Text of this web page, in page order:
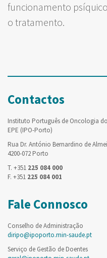
funcionamento
o tratamento.
Contactos
Instituto Português de Oncologia
EPE (IPO-Porto)
Rua Dr. António Bernardino de
4200-072 Porto
T. +351 225 084 000
F. +351 225 084 001
Fale Connosco
Conselho de Administração
diripo@ipoporto.min-saude.pt
Serviço de Gestão de Doentes